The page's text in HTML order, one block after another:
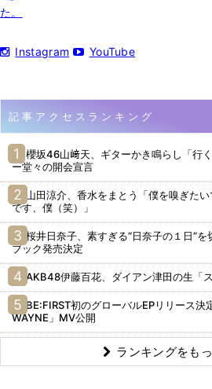
た。
Instagram YouTube
記事アクセスランキング
櫻坂46山﨑天、ギターかき鳴らし「行
ー堂々の開会宣言
山田涼介、香水をまとう「僕を嗅ぎたい
です、僕（笑）」
桜井日奈子、素すぎる“日奈子の１日”
ブック発売決定
AKB48伊藤百花、ダイアン津田の生「
BE:FIRST初のグローバルEPリリース決
WAYNE」MV公開
ランキングをも